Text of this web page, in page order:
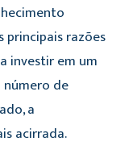
principais razões
investir em um
número de
a
acirrada.